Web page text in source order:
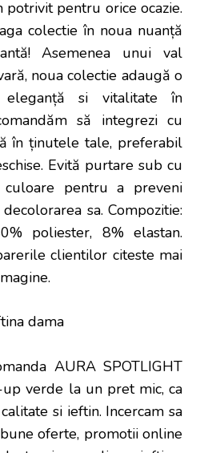
pentru orice ocazie.
colectie în noua nuanță
Asemenea unui val
noua colectie adaugă o
si vitalitate în
să integrezi cu
în ținutele tale, preferabil
Evită purtare sub cu
pentru a preveni
sa. Compozitie:
poliester, 8% elastan.
clientilor citeste mai
AURA SPOTLIGHT
verde la un pret mic, ca
si ieftin. Incercam sa
oferte, promotii online